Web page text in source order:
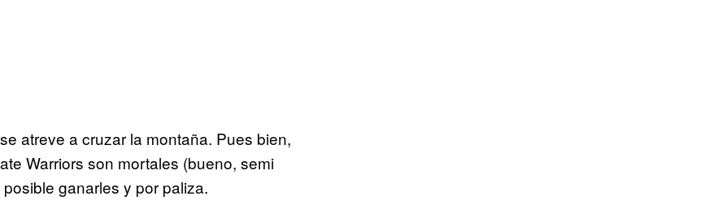
atreve a cruzar la montaña. Pues bien,
Warriors son mortales (bueno, semi
ganarles y por paliza.